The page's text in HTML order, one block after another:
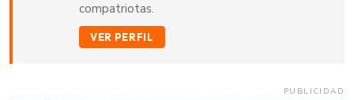
compatriotas.
VER PERFIL
PUBLICIDAD